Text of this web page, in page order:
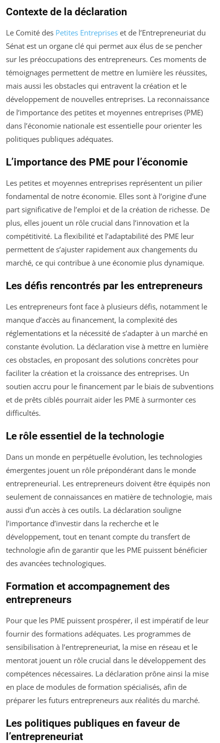
Contexte de la déclaration
Le Comité des Petites Entreprises et de l’Entrepreneuriat du
Sénat est un organe clé qui permet aux élus de se pencher
sur les préoccupations des entrepreneurs. Ces moments de
témoignages permettent de mettre en lumière les réussites,
mais aussi les obstacles qui entravent la création et le
développement de nouvelles entreprises. La reconnaissance
de l’importance des petites et moyennes entreprises (PME)
dans l’économie nationale est essentielle pour orienter les
politiques publiques adéquates.
L’importance des PME pour l’économie
Les petites et moyennes entreprises représentent un pilier
fondamental de notre économie. Elles sont à l’origine d’une
part significative de l’emploi et de la création de richesse. De
plus, elles jouent un rôle crucial dans l’innovation et la
compétitivité. La flexibilité et l’adaptabilité des PME leur
permettent de s’ajuster rapidement aux changements du
marché, ce qui contribue à une économie plus dynamique.
Les défis rencontrés par les entrepreneurs
Les entrepreneurs font face à plusieurs défis, notamment le
manque d’accès au financement, la complexité des
réglementations et la nécessité de s’adapter à un marché en
constante évolution. La déclaration vise à mettre en lumière
ces obstacles, en proposant des solutions concrètes pour
faciliter la création et la croissance des entreprises. Un
soutien accru pour le financement par le biais de subventions
et de prêts ciblés pourrait aider les PME à surmonter ces
difficultés.
Le rôle essentiel de la technologie
Dans un monde en perpétuelle évolution, les technologies
émergentes jouent un rôle prépondérant dans le monde
entrepreneurial. Les entrepreneurs doivent être équipés non
seulement de connaissances en matière de technologie, mais
aussi d’un accès à ces outils. La déclaration souligne
l’importance d’investir dans la recherche et le
développement, tout en tenant compte du transfert de
technologie afin de garantir que les PME puissent bénéficier
des avancées technologiques.
Formation et accompagnement des
entrepreneurs
Pour que les PME puissent prospérer, il est impératif de leur
fournir des formations adéquates. Les programmes de
sensibilisation à l’entrepreneuriat, la mise en réseau et le
mentorat jouent un rôle crucial dans le développement des
compétences nécessaires. La déclaration prône ainsi la mise
en place de modules de formation spécialisés, afin de
préparer les futurs entrepreneurs aux réalités du marché.
Les politiques publiques en faveur de
l’entrepreneuriat